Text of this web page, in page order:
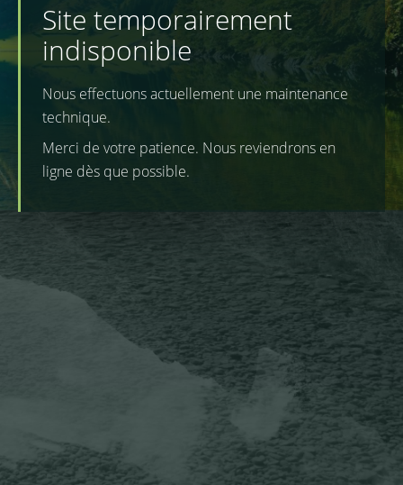
Site temporairement
indisponible
Nous effectuons actuellement une maintenance
technique.
Merci de votre patience. Nous reviendrons en
ligne dès que possible.